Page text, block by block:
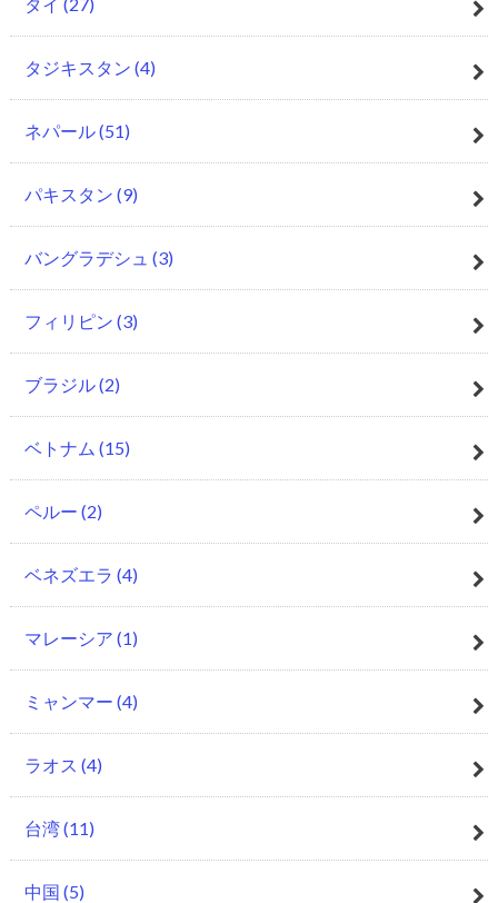
タジキスタン (4)
ネパール(51)
パキスタン (9)
バングラデシュ (3)
フィリピン (3)
ブラジル(2)
ベトナム (15)
ペルー (2)
ベネズエラ (4)
マレーシア (1)
ミャンマー (4)
ラオス (4)
台湾(11)
中国 (5)